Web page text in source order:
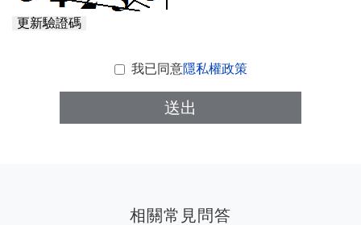
更新驗證碼
我已同意隱私權政策
送出
相關常見問答